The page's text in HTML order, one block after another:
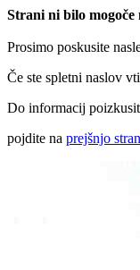
Strani ni bilo mogoče
Prosimo poskusite
Če ste spletni naslov
Do informacij
pojdite na prejšnjo